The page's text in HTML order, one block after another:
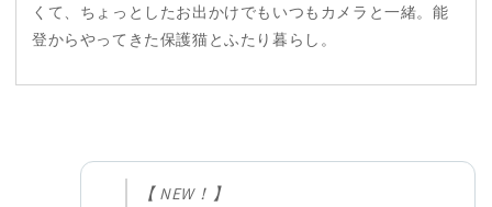
くて、ちょっとしたお出かけでもいつもカメラと一緒。能
登からやってきた保護猫とふたり暮らし。
【 NEW！】